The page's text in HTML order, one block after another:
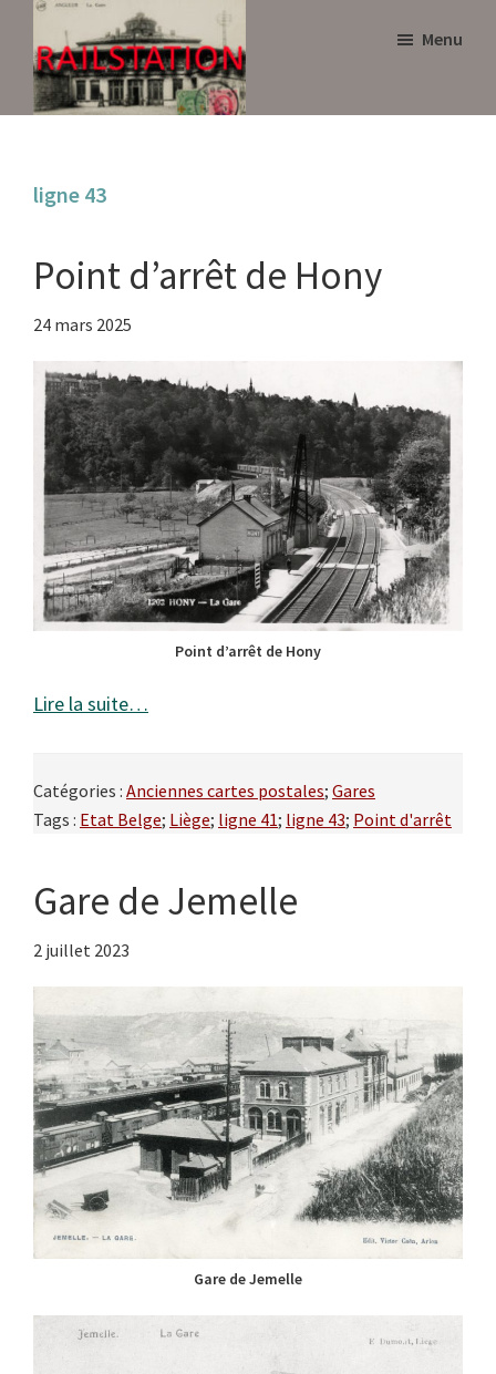
main
content
primary
sidebar
Menu
ligne 43
Point d’arrêt de Hony
24 mars 2025
Point d’arrêt de Hony
Lire la suite…
Catégories : Anciennes cartes postales; Gares
Tags : Etat Belge; Liège; ligne 41; ligne 43; Point d'arrêt
Gare de Jemelle
2 juillet 2023
Gare de Jemelle